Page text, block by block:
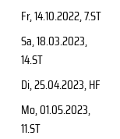
Fr, 14.10.2022, 7.ST
Sa, 18.03.2023,
14.ST
Di, 25.04.2023, HF
Mo, 01.05.2023,
11.ST